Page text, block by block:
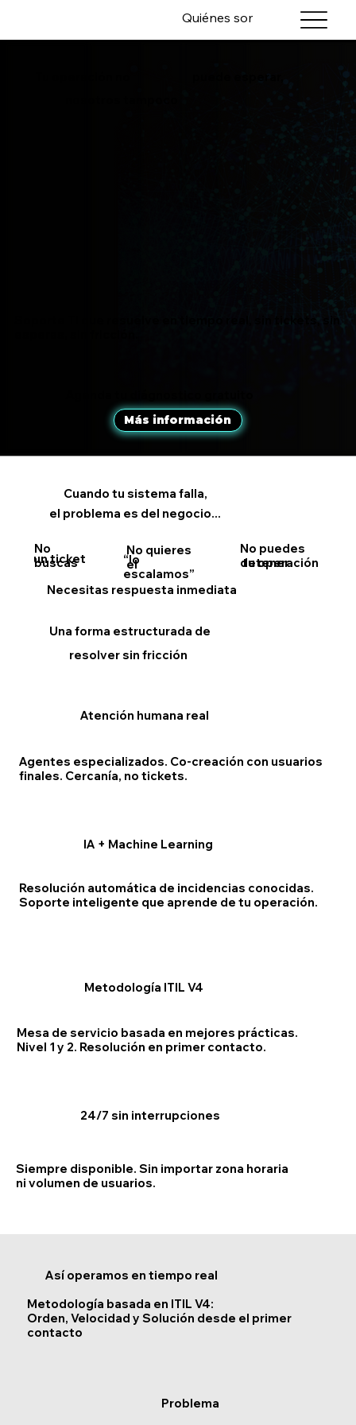
Quiénes somos Servicios
Una forma estructurada de
resolver sin fricción
Atención humana real
Agentes especializados. Co-creación con usuarios
finales. Cercanía, no tickets.
IA + Machine Learning
Resolución automática de incidencias conocidas.
Soporte inteligente que aprende de tu operación.
Metodología ITIL V4
Mesa de servicio basada en mejores prácticas.
Nivel 1 y 2. Resolución en primer contacto.
24/7 sin interrupciones
Siempre disponible. Sin importar zona horaria
ni volumen de usuarios.
el problema es del negocio...
Cuando tu sistema falla,
No
buscas
un ticket
No quieres
el
“lo
escalamos”
No puedes
detener
tu operación
Necesitas respuesta inmediata
Así operamos en tiempo real
Metodología basada en ITIL V4:
Orden, Velocidad y Solución desde el primer
contacto
Problema
Soporte TI que resuelve en tiempo real, sin tickets, sin
Más información